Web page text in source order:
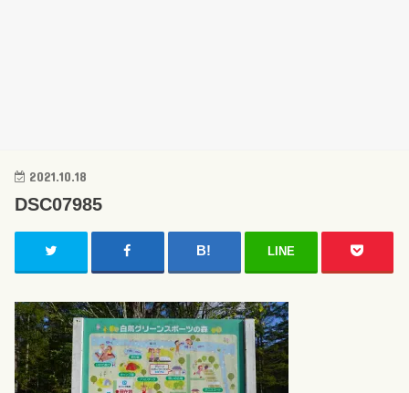
2021.10.18
DSC07985
LINE